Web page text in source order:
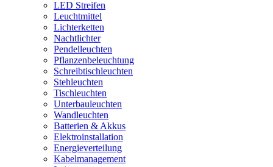
LED Streifen
Leuchtmittel
Lichterketten
Nachtlichter
Pendelleuchten
Pflanzenbeleuchtung
Schreibtischleuchten
Stehleuchten
Tischleuchten
Unterbauleuchten
Wandleuchten
Batterien & Akkus
Elektroinstallation
Energieverteilung
Kabelmanagement